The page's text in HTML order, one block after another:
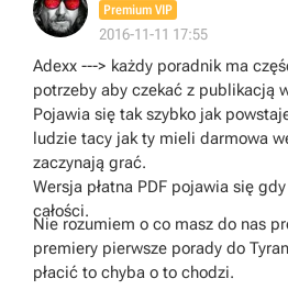
Premium VIP
2016-11-11 17:55
Adexx ---> każdy poradnik ma
potrzeby aby czekać z publikacją
Pojawia się tak szybko jak
ludzie tacy jak ty mieli darmowa
zaczynają grać.
Wersja płatna PDF pojawia się
całości.
Nie rozumiem o co masz do nas
premiery pierwsze porady do
płacić to chyba o to chodzi.